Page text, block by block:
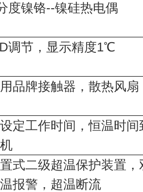
度镍铬--镍硅热电偶
调节，显示精度1℃
品牌接触器，散热风
定工作时间，恒温时
式二级超温保护装置
报警，超温断流